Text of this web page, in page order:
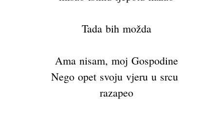
Tada bih možda
Ama nisam, moj Gospodine
Nego opet svoju vjeru u srcu
razapeo